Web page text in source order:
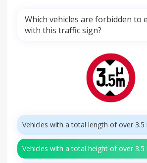
Which vehicles are forbidden to
with this traffic sign?
Vehicles with a total length of over 3.5
Vehicles with a total height of over 3.5